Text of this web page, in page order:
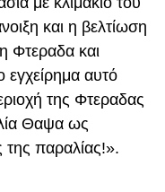
και η βελτίωση
Φτεραδα και
αυτό
της Φτεραδας
Θαψα ως
της παραλίας!».